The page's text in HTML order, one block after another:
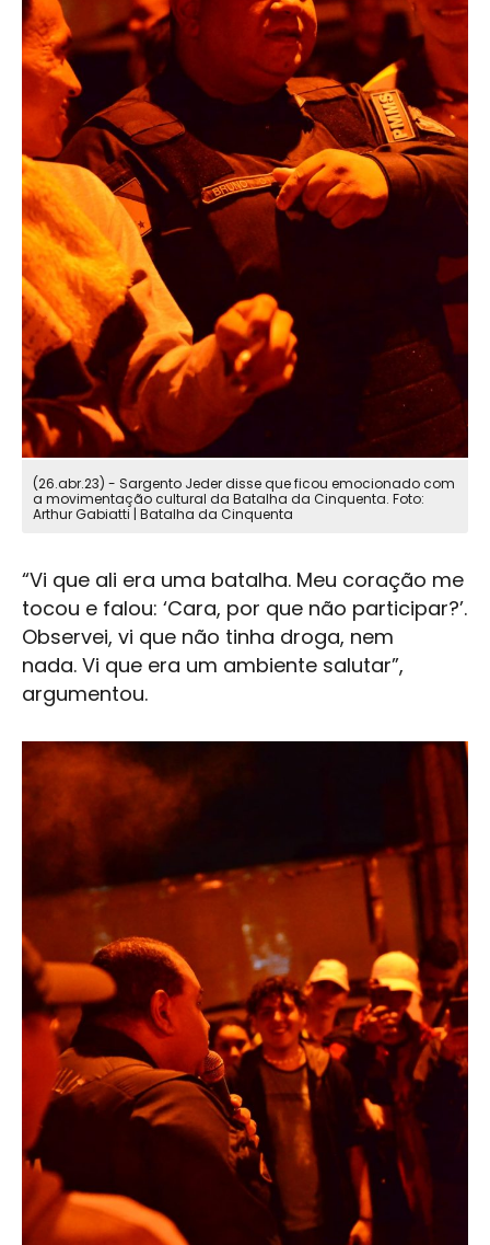
(26.abr.23) - Sargento Jeder disse que ficou emocionado com
a movimentação cultural da Batalha da Cinquenta. Foto:
Arthur Gabiatti | Batalha da Cinquenta
“Vi que ali era uma batalha. Meu coração me
tocou e falou: ‘Cara, por que não participar?’.
Observei, vi que não tinha droga, nem
nada. Vi que era um ambiente salutar”,
argumentou.